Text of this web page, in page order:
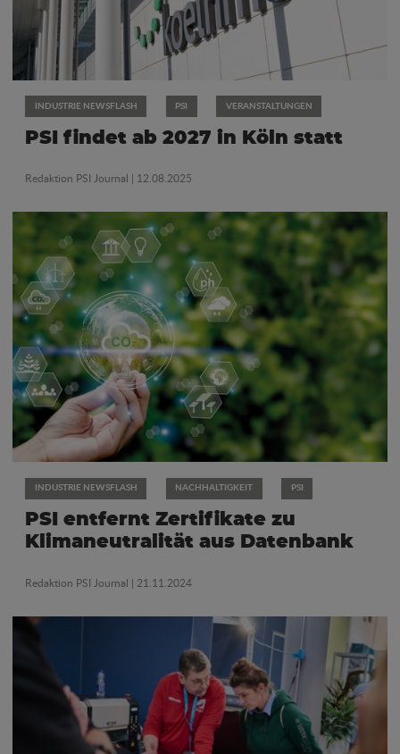
INDUSTRIE NEWSFLASH PSI VERANSTALTUNGEN
PSI findet ab 2027 in Köln statt
Redaktion PSI Journal | 12.08.2025
INDUSTRIE NEWSFLASH NACHHALTIGKEIT PSI
PSI entfernt Zertifikate zu
Klimaneutralität aus Datenbank
Redaktion PSI Journal | 21.11.2024